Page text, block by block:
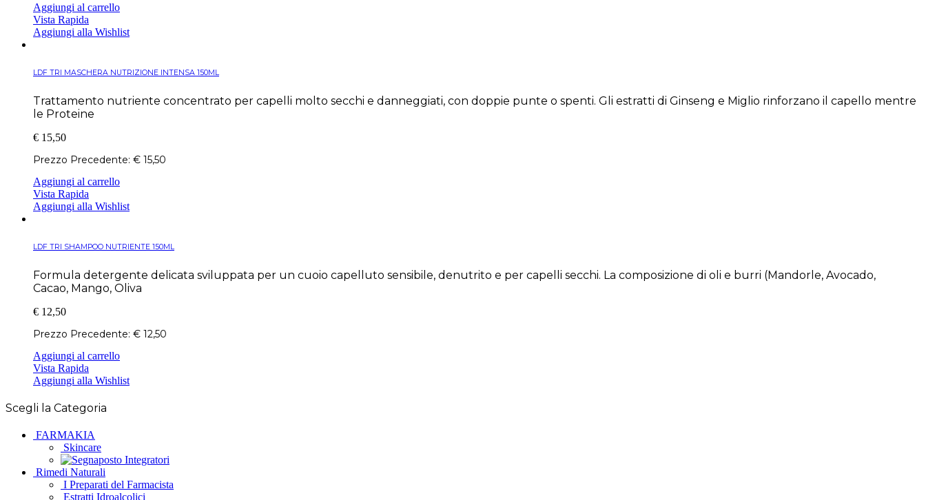
Aggiungi al carrello
Vista Rapida
Aggiungi alla Wishlist
LDF TRI MASCHERA NUTRIZIONE INTENSA 150ML
Trattamento nutriente concentrato per capelli molto secchi e danneggiati, con doppie punte o spenti. Gli estratti di Ginseng e Miglio rinforzano il capello mentre
le Proteine
€ 15,50
Prezzo Precedente: € 15,50
Aggiungi al carrello
Vista Rapida
Aggiungi alla Wishlist
LDF TRI SHAMPOO NUTRIENTE 150ML
Formula detergente delicata sviluppata per un cuoio capelluto sensibile, denutrito e per capelli secchi. La composizione di oli e burri (Mandorle, Avocado,
Cacao, Mango, Oliva
€ 12,50
Prezzo Precedente: € 12,50
Aggiungi al carrello
Vista Rapida
Aggiungi alla Wishlist
Scegli la Categoria
FARMAKIA
Skincare
Integratori
Rimedi Naturali
I Preparati del Farmacista
Estratti Idroalcolici